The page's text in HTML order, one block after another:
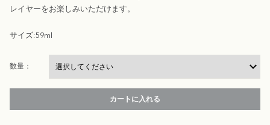
レイヤーをお楽しみいただけます。
サイズ:59ml
数量：
カートに入れる